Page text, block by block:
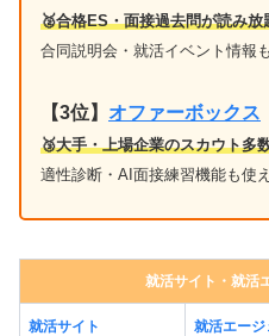
🥈合格ES・面接過去問が読み放
合同説明会・就活イベント情報
【3位】 オファーボックス
🥉大手・上場企業のスカウト多
適性診断・AI面接練習機能も使
就活サイト・就活
就活サイト 就活エージ